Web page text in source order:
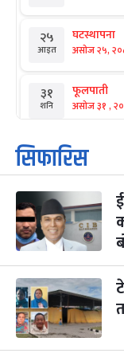
२५
आइत
घटस्थापना
असोज २५,
३१
शनि
फूलपाती
असोज ३१ ,
१
आइत
कार्तिक
कार्तिक १, २०८३
३
मंगल
महानवमी
कार्तिक ३,
४
५
बिहि
पापा‌ङ्कुशा
कार्तिक ५, २०८३
सिफारिस